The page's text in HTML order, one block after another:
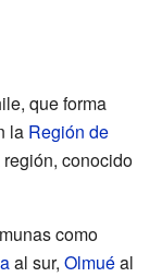
que forma
la Región de
conocido
como
al sur, Olmuéal